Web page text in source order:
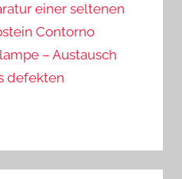
einer seltenen
Contorno
– Austausch
defekten